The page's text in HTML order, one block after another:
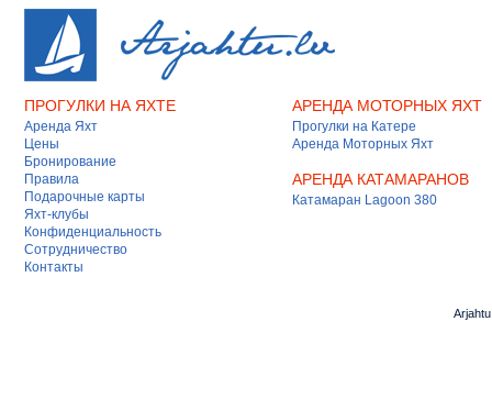
ПРОГУЛКИ НА ЯХТЕ
Аренда Яхт
Цены
Бронирование
Правила
Подарочные карты
Яхт-клубы
Конфиденциальность
Сотрудничество
Контакты
АРЕНДА МОТОРНЫХ ЯХТ
Прогулки на Катере
Аренда Моторных Яхт
АРЕНДА КАТАМАРАНОВ
Катамаран Lagoon 380